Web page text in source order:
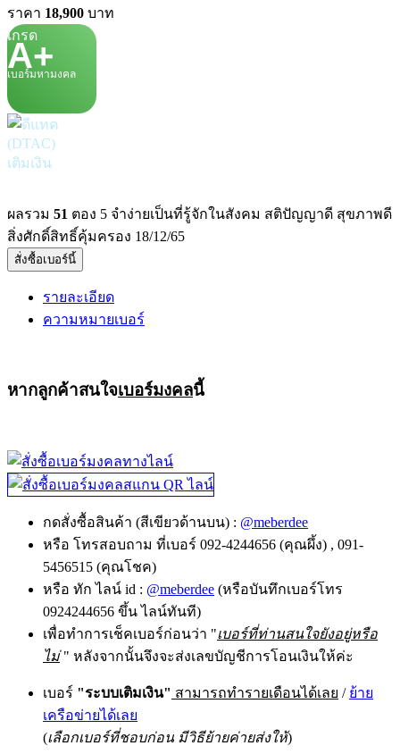
ราคา 18,900 บาท
เกรด
A+
เบอร์มหามงคล
เติมเงิน
ผลรวม 51 ตอง 5 จำง่ายเป็นที่รู้จักในสังคม สติปัญญาดี สุขภาพดี
สิ่งศักดิ์สิทธิ์คุ้มครอง 18/12/65
สั่งซื้อเบอร์นี้
รายละเอียด
ความหมายเบอร์
หากลูกค้าสนใจเบอร์มงคลนี้
กดสั่งซื้อสินค้า (สีเขียวด้านบน) : @meberdee
หรือ โทรสอบถาม ที่เบอร์ 092-4244656 (คุณผึ้ง) , 091-
5456515 (คุณโชค)
หรือ ทัก ไลน์ id : @meberdee (หรือบันทึกเบอร์โทร
0924244656 ขึ้น ไลน์ทันที)
เพื่อทำการเช็คเบอร์ก่อนว่า "เบอร์ที่ท่านสนใจยังอยู่หรือ
ไม่" หลังจากนั้นจึงจะส่งเลขบัญชีการโอนเงินให้ค่ะ
เบอร์ "ระบบเติมเงิน" สามารถทำรายเดือนได้เลย / ย้าย
เครือข่ายได้เลย
(เลือกเบอร์ที่ชอบก่อน มีวิธีย้ายค่ายส่งให้)